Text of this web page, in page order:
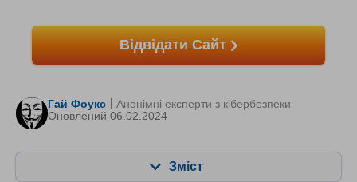
Відвідати Сайт
Гай Фоукс
Оновлений 06.02.2024
Анонімні експерти з кібербезпеки
Зміст